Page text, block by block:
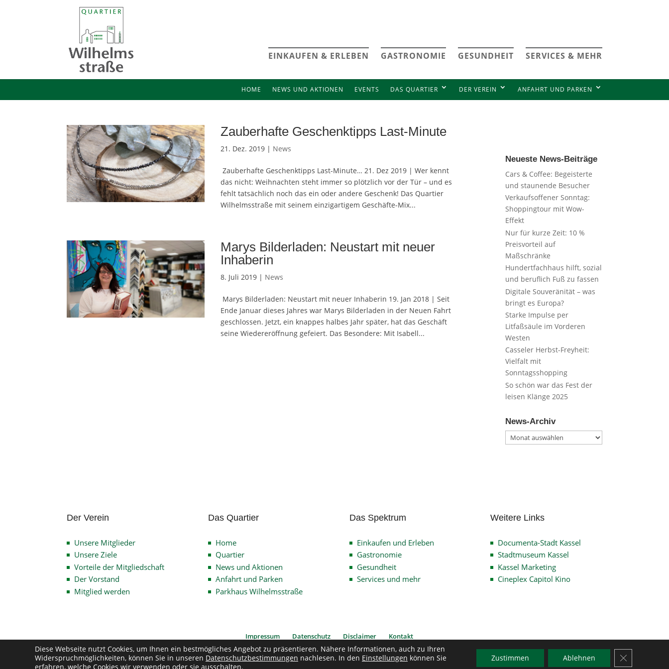
EINKAUFEN & ERLEBEN GASTRONOMIE GESUNDHEIT SERVICES & MEHR
HOME NEWS UND AKTIONEN EVENTS DAS QUARTIER DER VEREIN ANFAHRT UND PARKEN
Zauberhafte Geschenktipps Last-Minute
21. Dez. 2019 | News
Zauberhafte Geschenktipps Last-Minute… 21. Dez 2019 | Wer kennt
das nicht: Weihnachten steht immer so plötzlich vor der Tür – und es
fehlt tatsächlich noch das ein oder andere Geschenk! Das Quartier
Wilhelmsstraße mit seinem einzigartigem Geschäfte-Mix...
Marys Bilderladen: Neustart mit neuer
Inhaberin
8. Juli 2019 | News
Marys Bilderladen: Neustart mit neuer Inhaberin 19. Jan 2018 | Seit
Ende Januar dieses Jahres war Marys Bilderladen in der Neuen Fahrt
geschlossen. Jetzt, ein knappes halbes Jahr später, hat das Geschäft
seine Wiedereröffnung gefeiert. Das Besondere: Mit Isabell...
Neueste News-Beiträge
Cars & Coffee: Begeisterte
und staunende Besucher
Verkaufsoffener Sonntag:
Shoppingtour mit Wow-
Effekt
Nur für kurze Zeit: 10 %
Preisvorteil auf
Maßschränke
Hundertfachhaus hilft, sozial
und beruflich Fuß zu fassen
Digitale Souveränität – was
bringt es Europa?
Starke Impulse per
Litfaßsäule im Vorderen
Westen
Casseler Herbst-Freyheit:
Vielfalt mit
Sonntagsshopping
So schön war das Fest der
leisen Klänge 2025
News-Archiv
News-
Archiv
Der Verein
Unsere Mitglieder
Unsere Ziele
Vorteile der Mitgliedschaft
Der Vorstand
Mitglied werden
Das Quartier
Home
Quartier
News und Aktionen
Anfahrt und Parken
Parkhaus Wilhelmsstraße
Das Spektrum
Einkaufen und Erleben
Gastronomie
Gesundheit
Services und mehr
Weitere Links
Documenta-Stadt Kassel
Stadtmuseum Kassel
Kassel Marketing
Cineplex Capitol Kino
Impressum Datenschutz Disclaimer Kontakt
Copyright © 2026Verein Quartier Wilhelmsstrasse | Alle Rechte vorbehalten
Diese Webseite nutzt Cookies, um Ihnen ein bestmögliches Angebot zu präsentieren. Nähere Informationen, auch zu Ihren
Widerspruchmöglichkeiten, können Sie in unseren Datenschutzbestimmungen nachlesen. In den Einstellungen können Sie
erfahren, welche Cookies wir verwenden oder sie ausschalten.
Zustimmen Ablehnen GDPR